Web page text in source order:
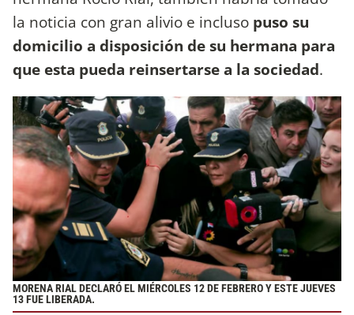
la noticia con gran alivio e incluso puso su
domicilio a disposición de su hermana para
que esta pueda reinsertarse a la sociedad.
MORENA RIAL DECLARÓ EL MIÉRCOLES 12 DE FEBRERO Y ESTE JUEVES
13 FUE LIBERADA.